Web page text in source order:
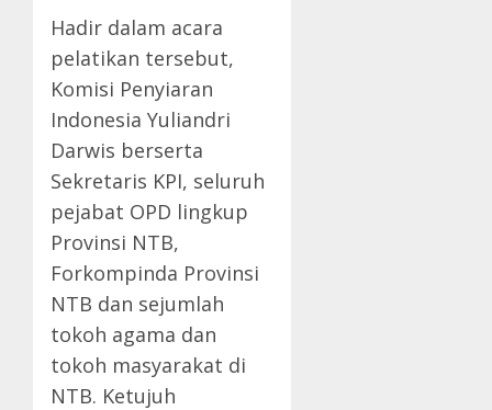
Hadir dalam acara
pelatikan tersebut,
Komisi Penyiaran
Indonesia Yuliandri
Darwis berserta
Sekretaris KPI, seluruh
pejabat OPD lingkup
Provinsi NTB,
Forkompinda Provinsi
NTB dan sejumlah
tokoh agama dan
tokoh masyarakat di
NTB. Ketujuh